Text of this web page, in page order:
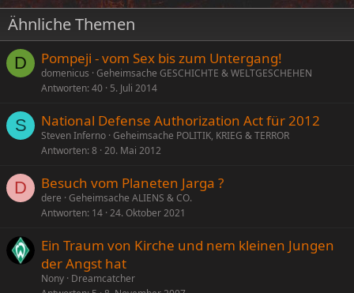
Ähnliche Themen
D Pompeji - vom Sex bis zum Untergang!
domenicus
Geheimsache GESCHICHTE & WELTGESCHEHEN
Antworten 40 5. Juli 2014
S National Defense Authorization Act für 2012
Steven Inferno Geheimsache POLITIK, KRIEG & TERROR
Antworten 8 20. Mai 2012
D Besuch vom Planeten Jarga ?
dere
Geheimsache ALIENS & CO.
Antworten 14 24. Oktober 2021
Ein Traum von Kirche und nem kleinen Jungen
der Angst hat
Nony Dreamcatcher